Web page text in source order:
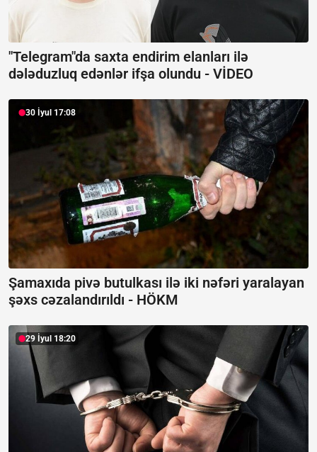
"Telegram"da saxta endirim elanları ilə
dələduzluq edənlər ifşa olundu - VİDEO
30 İyul 17:08
Şamaxıda pivə butulkası ilə iki nəfəri yaralayan
şəxs cəzalandırıldı - HÖKM
29 İyul 18:20